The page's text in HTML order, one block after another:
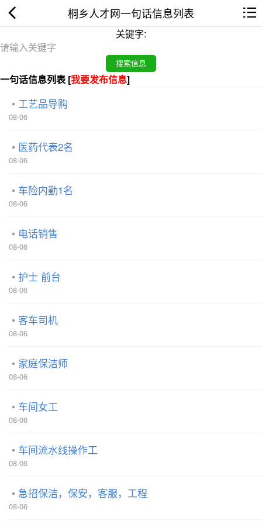
桐乡人才网一句话信息列表
关键字:
一句话信息列表 [我要发布信息]
工艺品导购
08-06
医药代表2名
08-06
车险内勤1名
08-06
电话销售
08-06
护士 前台
08-06
客车司机
08-06
家庭保洁师
08-06
车间女工
08-06
车间流水线操作工
08-06
急招保洁，保安，客服，工程
08-06